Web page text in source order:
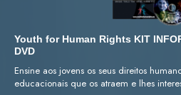
Youth for Human Rights KIT
DVD
Ensine aos jovens os seus direitos
educacionais que os atraem e lhes